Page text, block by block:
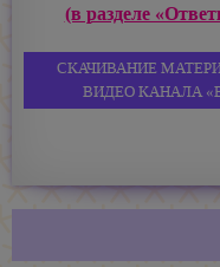
(в разделе
СКАЧИВАНИЕ
ВИДЕО КАНАЛА